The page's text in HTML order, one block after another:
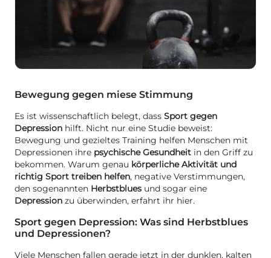
Bewegung gegen miese Stimmung
Es ist wissenschaftlich belegt, dass Sport gegen
Depression hilft. Nicht nur eine Studie beweist:
Bewegung und gezieltes Training helfen Menschen mit
Depressionen ihre psychische Gesundheit in den Griff zu
bekommen. Warum genau körperliche Aktivität und
richtig Sport treiben helfen, negative Verstimmungen,
den sogenannten Herbstblues und sogar eine
Depression zu überwinden, erfahrt ihr hier.
Sport gegen Depression: Was sind Herbstblues
und Depressionen?
Viele Menschen fallen gerade jetzt in der dunklen, kalten